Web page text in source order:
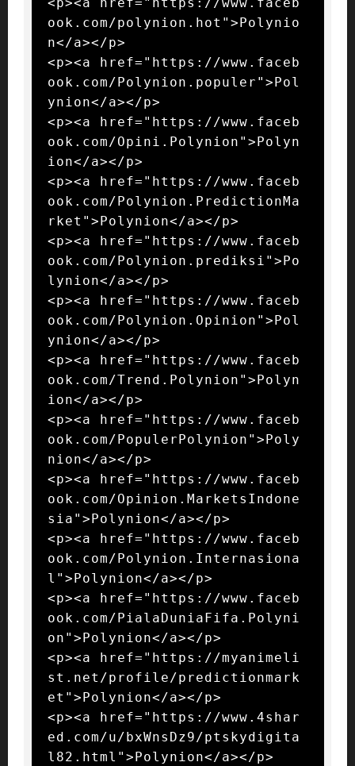
<p><a href="https://www.faceb
ook.com/polynion.hot">Polynio
n</a></p>
<p><a href="https://www.faceb
ook.com/Polynion.populer">Pol
ynion</a></p>
<p><a href="https://www.faceb
ook.com/Opini.Polynion">Polyn
ion</a></p>
<p><a href="https://www.faceb
ook.com/Polynion.PredictionMa
rket">Polynion</a></p>
<p><a href="https://www.faceb
ook.com/Polynion.prediksi">Po
lynion</a></p>
<p><a href="https://www.faceb
ook.com/Polynion.Opinion">Pol
ynion</a></p>
<p><a href="https://www.faceb
ook.com/Trend.Polynion">Polyn
ion</a></p>
<p><a href="https://www.faceb
ook.com/PopulerPolynion">Poly
nion</a></p>
<p><a href="https://www.faceb
ook.com/Opinion.MarketsIndone
sia">Polynion</a></p>
<p><a href="https://www.faceb
ook.com/Polynion.Internasiona
l">Polynion</a></p>
<p><a href="https://www.faceb
ook.com/PialaDuniaFifa.Polyni
on">Polynion</a></p>
<p><a href="https://myanimeli
st.net/profile/predictionmark
et">Polynion</a></p>
<p><a href="https://www.4shar
ed.com/u/bxWnsDz9/ptskydigita
l82.html">Polynion</a></p>